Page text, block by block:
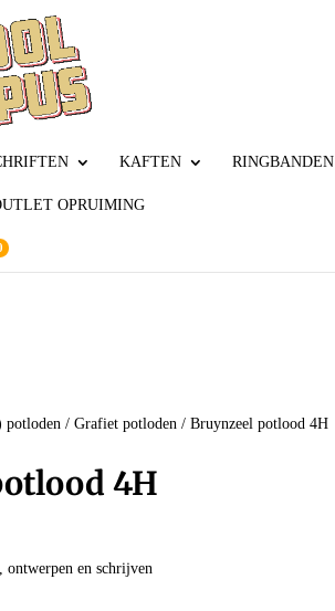
KAFTEN RINGBANDEN
OPRUIMING
potloden /Grafiet potloden / Bruynzeel potlood 4H
4H
ontwerpen en schrijven